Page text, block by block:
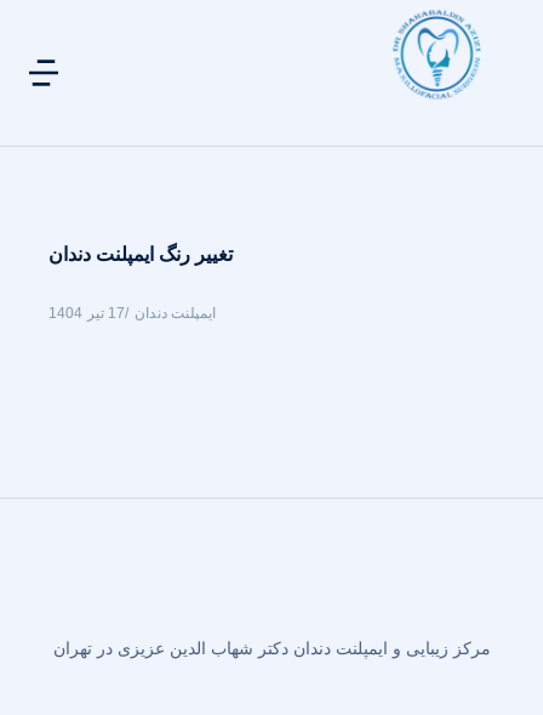
تغییر رنگ ایمپلنت دندان
ایمپلنت دندان 17 تیر 1404
مرکز زیبایی و ایمپلنت دندان دکتر شهاب الدین عزیزی در تهران